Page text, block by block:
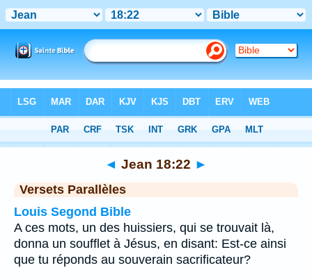
Chapitre 18> Verset 22
◄ Jean 18:22 ►
Versets Parallèles
Louis Segond Bible
A ces mots, un des huissiers, qui se trouvait là,
donna un soufflet à Jésus, en disant: Est-ce ainsi
que tu réponds au souverain sacrificateur?